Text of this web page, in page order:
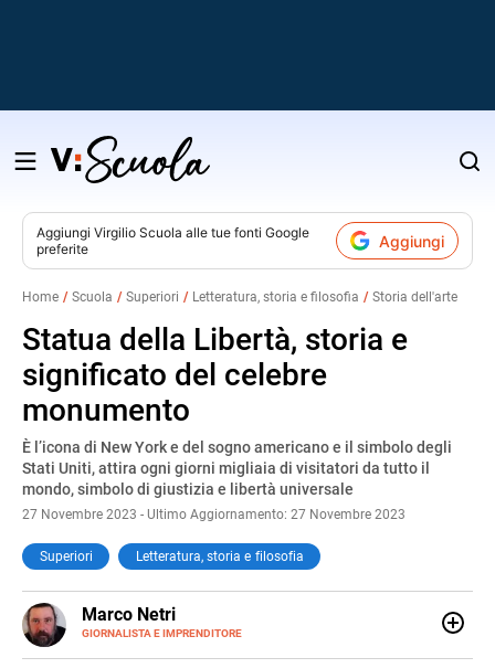
Salta
contenuto
Aggiungi Virgilio Scuola alle tue fonti Google
preferite
Aggiungi
Home Scuola Superiori Letteratura, storia e filosofia Storia dell'arte
Statua della Libertà, storia e
significato del celebre
monumento
È l’icona di New York e del sogno americano e il simbolo degli
Stati Uniti, attira ogni giorni migliaia di visitatori da tutto il
mondo, simbolo di giustizia e libertà universale
27 Novembre 2023 - Ultimo Aggiornamento: 27 Novembre 2023
Superiori Letteratura, storia e filosofia
Marco Netri
GIORNALISTA E IMPRENDITORE
E-
MAIL